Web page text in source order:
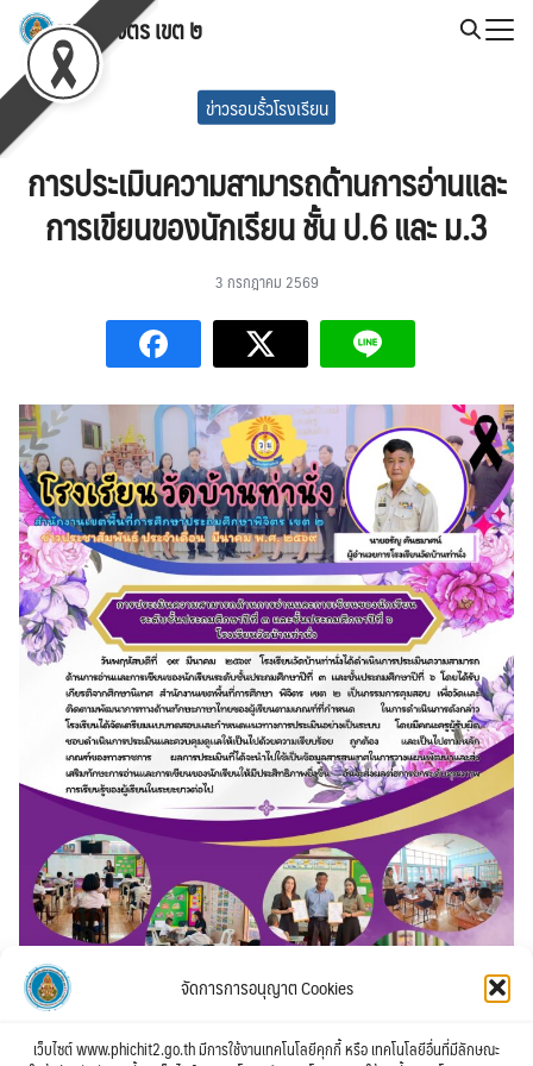
จัดการการอนุญาต Cookies
เว็บไซต์ www.phichit2.go.th มีการใช้งานเทคโนโลยีคุกกี้ หรือ เทคโนโลยีอื่นที่มีลักษณะ
Skip
content
สพป.พิจิตร เขต ๒
Search
for: ข่าวรอบรั้วโรงเรียน
การประเมินความสามารถด้านการอ่านและ
การเขียนของนักเรียน ชั้น ป.6 และ ม.3
3 กรกฎาคม 2569